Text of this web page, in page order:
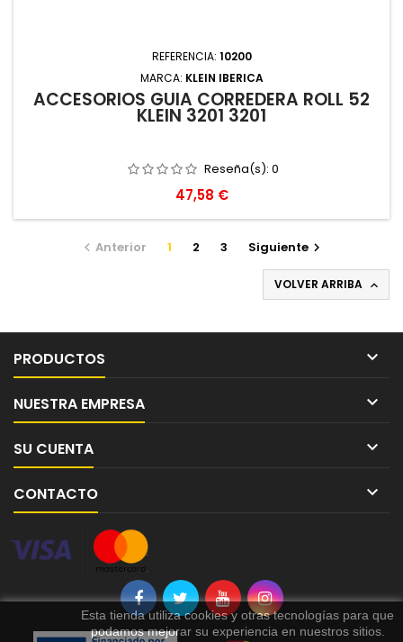
REFERENCIA: 10200
MARCA: KLEIN IBERICA
ACCESORIOS GUIA CORREDERA ROLL 52
KLEIN 3201 3201
Reseña(s): 0
Precio
47,58 €
 Anterior 1 2 3 Siguiente
VOLVER ARRIBA 
PRODUCTOS 
NUESTRA EMPRESA 
SU CUENTA 
CONTACTO 
Esta tienda utiliza cookies y otras tecnologías para que
podamos mejorar su experiencia en nuestros sitios.